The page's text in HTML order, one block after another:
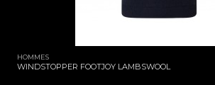
HOMMES
WINDSTOPPER FOOTJOY LAMBSWOOL